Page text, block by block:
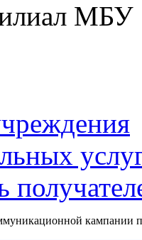
МБУ
кампании